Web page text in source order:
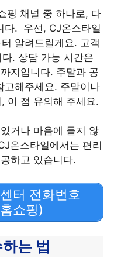
핑 채널 중 하나로, 다
다. 우선, CJ온스타일
알려드릴게요. 고객
. 상담 가능 시간은
지입니다. 주말과 공
고해주세요. 주말이나
이 점 유의해 주세요.
거나 마음에 들지 않
온스타일에서는 편리
하고 있습니다.
터 전화번호
쇼핑)
는 법